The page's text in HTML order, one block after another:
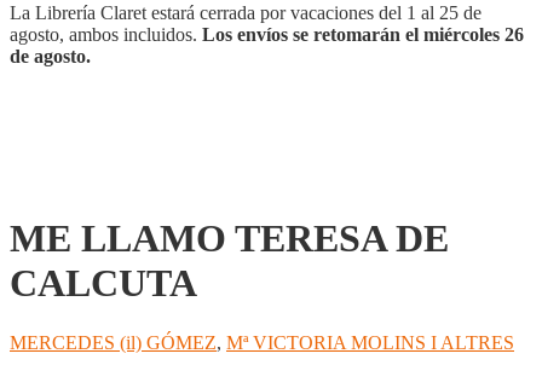
La Librería Claret estará cerrada por vacaciones del 1 al 25 de
agosto, ambos incluidos. Los envíos se retomarán el miércoles 26
de agosto.
ME LLAMO TERESA DE
CALCUTA
MERCEDES (il) GÓMEZ, Mª VICTORIA MOLINS I ALTRES